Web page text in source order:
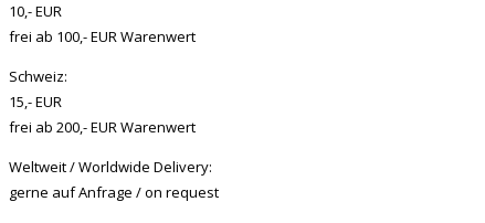
10,- EUR
frei ab 100,- EUR Wa­ren­wert
Schweiz:
15,- EUR
frei ab 200,- EUR Wa­ren­wert
Welt­weit / World­wi­de De­li­ve­ry:
ger­ne auf An­fra­ge / on re­quest